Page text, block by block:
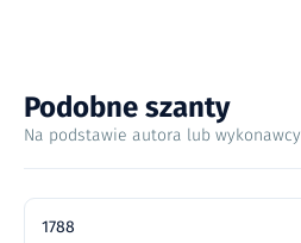
Podobne szanty
Na podstawie autora lub wykonawcy
1788